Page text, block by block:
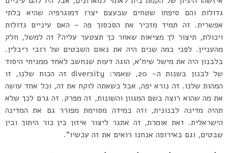
גדולות והם סיפחו שטחים שבעצם יצרו דמוגרפיה שהיא בלתי
אפשרית. זה תמיד מזכיר את הסכסוך פה – האם עיניים גדולות
ויכולת, תיצור לך מציאות שאחר כך תצטער עליה? זה למשל, חלק
מהעניין. לפני כמה שנים היה את נאום השבטים של רובי ריבלין.
בלבנון היה את מישל שיח’א, הוגה דעות שנחשב לאחד ממניחי היסוד
של לבנון בשנות ה- 20, שאמר: diversity זה הכוח שלנו, זו
המהות שלנו. זה נורא יפה, אבל כשאתה לוקח את זה, וכל אחד עושה
את מה שהוא רוצה בשם המגוון והשונות, זה מפרק. זה גרם לכך שלא
תהיה מדינה לבנונית, וזה במידה מסוימת מפורר גם את המדינה
הישראלית. זאת אומרת, זה אתגר ליצור איזון בין כור היתוך ובין
שבטים, וגם באירופה אנחנו רואים את זה עכשיו”.